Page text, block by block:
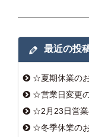
最近の投
☆夏期休業の
☆営業日変更
☆2月23日営
☆冬季休業の